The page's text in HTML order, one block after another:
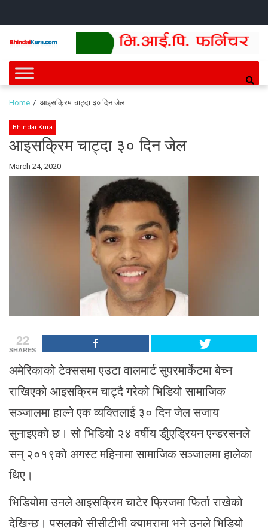
Bhindai Kura
News and entertainment.
Home आइसक्रिम चाट्दा ३० दिन जेल
Bhindai Kura
आइसक्रिम चाट्दा ३० दिन जेल
By
Bhindai
March 24, 2020
22
SHARES
अमेरिकाको टेक्ससमा एउटा वालमार्ट सुपरमार्केटमा बेच्न
राखिएको आइसक्रिम चाट्दै गरेको भिडियो सामाजिक
सञ्जालमा हाल्ने एक व्यक्तिलाई ३० दिन जेल सजाय
सुनाइएको छ। सो भिडियो २४ वर्षीय डीुएड्रियन एन्डरसनले
सन् २०१९को अगस्ट महिनामा सामाजिक सञ्जालमा हालेका
थिए।
भिडियोमा उनले आइसक्रिम चाटेर फ्रिजमा फिर्ता राखेको
देखिन्छ। पसलको सीसीटीभी क्यामरामा भने उनले भिडियो